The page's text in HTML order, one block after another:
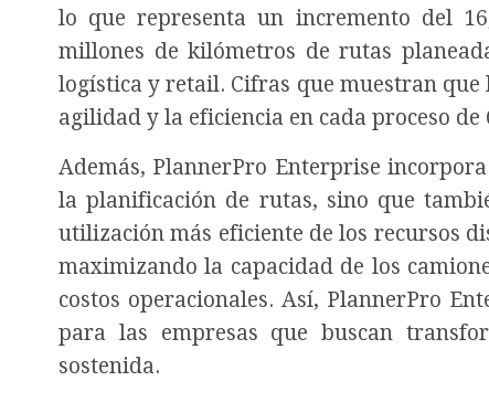
lo que representa un incremento del
millones de kilómetros de rutas
logística y retail. Cifras que muestran
agilidad y la eficiencia en cada proceso de
Además, PlannerPro Enterprise
la planificación de rutas, sino que
utilización más eficiente de los recursos
maximizando la capacidad de los
costos operacionales. Así, PlannerPro
para las empresas que buscan
sostenida.